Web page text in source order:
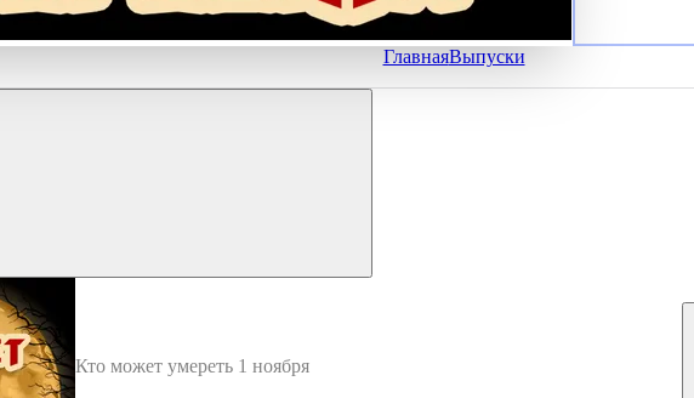
ГлавнаяВыпуски
Кто может умереть 1 ноября